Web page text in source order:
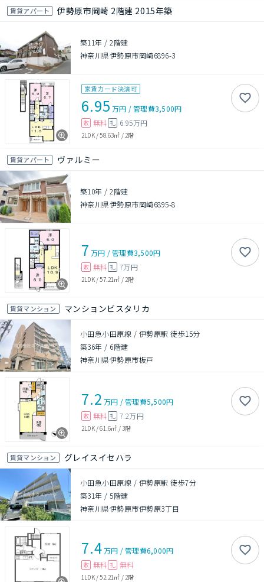
賃貸アパート 伊勢原市岡崎 2階建 2015年築
築11年 /2階建
神奈川県伊勢原市岡崎6896-3
家賃カード決済可
6.95 万円 /管理費3,500円
敷 無料 礼 6.95万円
2LDK/58.63㎡ /2階
賃貸アパート ヴァルミー
築10年 /2階建
神奈川県伊勢原市岡崎6895-8
7 万円 /管理費3,500円
敷 無料 礼 7万円
2LDK/57.21㎡ / 2階
賃貸マンション マンションビスタリカ
小田急小田原線 / 伊勢原駅 徒歩15分
築36年 / 6階建
神奈川県伊勢原市板戸
7.2 万円 /管理費5,500円
敷 無料 礼 7.2万円
2LDK/61.6㎡ /3階
賃貸マンション グレイスイセハラ
小田急小田原線 / 伊勢原駅 徒歩7分
築31年 /5階建
神奈川県伊勢原市伊勢原3丁目
7.4万円 /管理費6,000円
敷 無料 礼 無料
1LDK/52.21㎡ / 2階